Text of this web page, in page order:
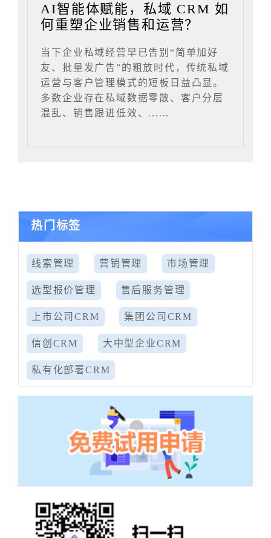
AI智能体赋能，私域 CRM 如
何重塑企业销售和运营？
当下企业私域经营早已告别“简单加好
友、批量发广告”的粗放时代，传统私域
运营与客户管理模式的短板日益凸显。
多数企业存在私域数据零散、客户分层
混乱、销售跟进低效、......
热门标签
线索管理 营销管理 市场管理
选型报价管理 售后服务管理
上市公司CRM 集团公司CRM
信创CRM 大中型企业CRM
私有化部署CRM